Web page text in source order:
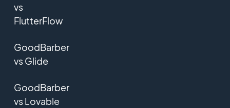
vs
FlutterFlow
GoodBarber
vs Glide
GoodBarber
vs Lovable